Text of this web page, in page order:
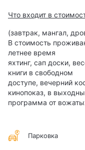
Что входит в
(завтрак, мангал,
В стоимость
летнее время
яхтинг, сап доски,
книги в свободном
доступе, вечерний
кинопоказ, в
программа от
Парковка